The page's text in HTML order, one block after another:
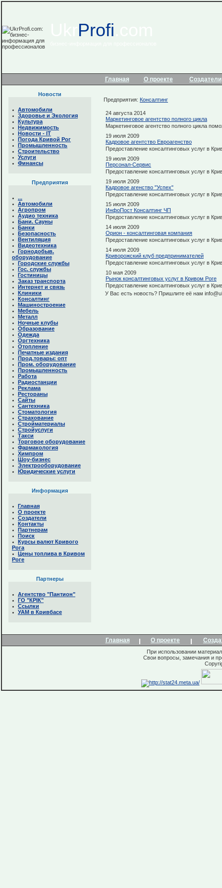
Profi
Главная О проекте Создатели
Новости
Автомобили
Здоровье и Экология
Культура
Недвижимость
Новости - IТ
Погода Кривой Рог
Промышленность
Строительство
Услуги
Финансы
Предприятия
...
Автомобили
Агропром
Аудио техника
Бани. Сауны
Банки
Безопасность
Вентиляция
Видеотехника
Горнодобыв.
оборудование
Городские службы
Гос. службы
Гостиницы
Заказ транспорта
Интернет и связь
Клиники
Консалтинг
Машиностроение
Мебель
Металл
Ночные клубы
Образование
Одежда
Оргтехника
Отопление
Печатные издания
Прод.товары: опт
Пром. оборудование
Промышленность
Работа
Радиостанции
Реклама
Рестораны
Сайты
Сантехника
Стоматология
Страхование
Стройматериалы
Стройуслуги
Такси
Торговое оборудование
Фармакология
Химпром
Шоу-бизнес
Электрооборудование
Юридические услуги
Информация
Главная
О проекте
Создатели
Контакты
Партнерам
Поиск
Курсы валют Кривого
Рога
Цены топлива в Кривом
Роге
Партнеры
Агентство "Пантион"
ГО "КРІК"
Ссылки
УАМ в Кривбасе
Предприятия: Консалтинг
24 августа 2014
Маркетинговое агентство полного цикла
Маркетинговое агентство полного цикла
19 июля 2009
Кадровое агентство Евроагенство
Предоставление консалтинговых услуг в
19 июля 2009
Персонал-Сервис
Предоставление консалтинговых услуг в
19 июля 2009
Кадровое агенство "Успех"
Предоставление консалтинговых услуг в
15 июля 2009
ИнфоПост Консалтинг ЧП
Предоставление консалтинговых услуг в
14 июля 2009
Орион - консалтинговая компания
Предоставление консалтинговых услуг в
14 июля 2009
Криворожский клуб предпринимателей
Предоставление консалтинговых услуг в
10 мая 2009
Рынок консалтинговых услуг в Кривом Роге
Предоставление консалтинговых услуг в
У Вас есть новость? Пришлите её нам
Главная О проекте
При использовании
Свои вопросы, замечания и